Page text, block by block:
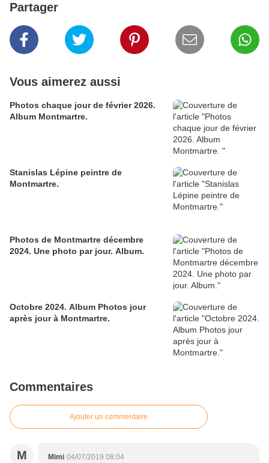
Partager
Vous aimerez aussi
Photos chaque jour de février 2026.
Album Montmartre.
Stanislas Lépine peintre de
Montmartre.
Photos de Montmartre décembre
2024. Une photo par jour. Album.
Octobre 2024. Album Photos jour
après jour à Montmartre.
Commentaires
Ajouter un commentaire
M Mimi 04/07/2019 08:04